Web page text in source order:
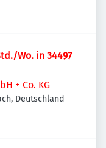
Wo. in 34497
+ Co. KG
Deutschland